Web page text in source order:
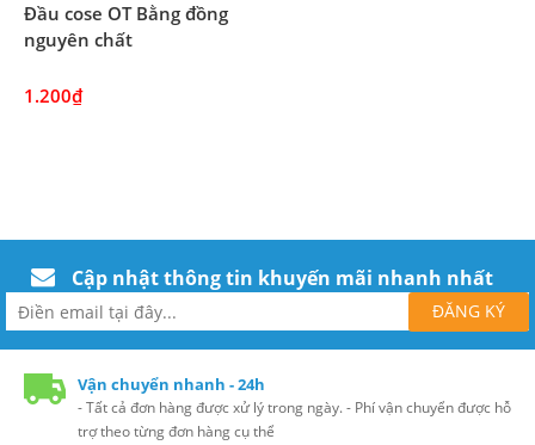
Đầu cose OT Bằng đồng
nguyên chất
1.200₫
Cập nhật thông tin khuyến mãi nhanh nhất
Vận chuyển nhanh - 24h
- Tất cả đơn hàng được xử lý trong ngày. - Phí vận chuyển được hỗ
trợ theo từng đơn hàng cụ thể